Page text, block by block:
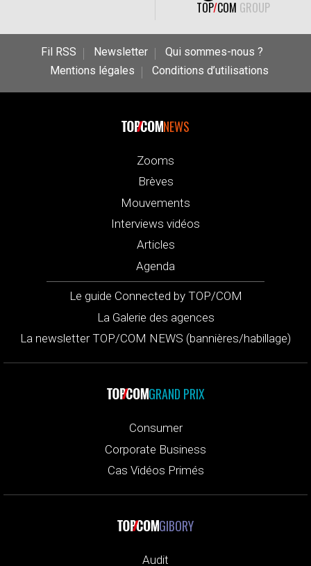
TOP/COM GROUP
Fil RSS Newsletter
Qui sommes-nous ?
Mentions légales
Conditions d’utilisations
NEWS
Zooms
Brèves
Mouvements
Interviews vidéos
Articles
Agenda
Le guide Connected by TOP/COM
La Galerie des agences
La newsletter TOP/COM NEWS (bannières/habillage)
GRAND PRIX
Consumer
Corporate Business
Cas Vidéos Primés
GIBORY
Audit